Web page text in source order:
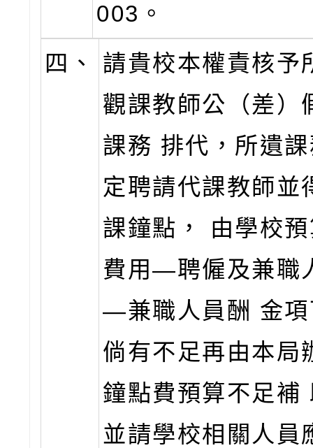
003。
四、
請貴校本權責核予
觀課教師公（差）
課務 排代，所遺
定聘請代課教師並
課鐘點， 由學校
費用―聘僱及兼職
―兼職人員酬 金項
倘有不足再由本局
鐘點費預算不足補
並請學校相關人員